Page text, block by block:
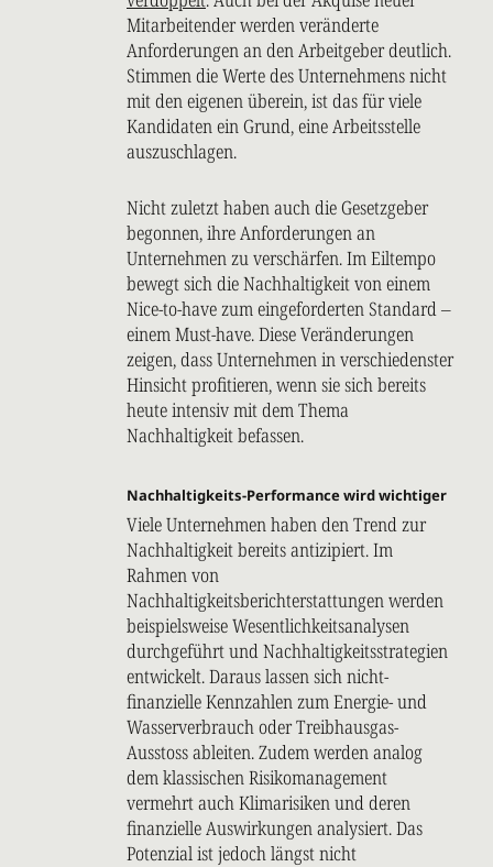
Mitarbeitender werden veränderte
Anforderungen an den Arbeitgeber deutlich.
Stimmen die Werte des Unternehmens nicht
mit den eigenen überein, ist das für viele
Kandidaten ein Grund, eine Arbeitsstelle
auszuschlagen.
Nicht zuletzt haben auch die Gesetzgeber
begonnen, ihre Anforderungen an
Unternehmen zu verschärfen. Im Eiltempo
bewegt sich die Nachhaltigkeit von einem
Nice-to-have zum eingeforderten Standard –
einem Must-have. Diese Veränderungen
zeigen, dass Unternehmen in verschiedenster
Hinsicht profitieren, wenn sie sich bereits
heute intensiv mit dem Thema
Nachhaltigkeit befassen.
Nachhaltigkeits-Performance wird wichtiger
Viele Unternehmen haben den Trend zur
Nachhaltigkeit bereits antizipiert. Im
Rahmen von
Nachhaltigkeitsberichterstattungen werden
beispielsweise Wesentlichkeitsanalysen
durchgeführt und Nachhaltigkeitsstrategien
entwickelt. Daraus lassen sich nicht-
finanzielle Kennzahlen zum Energie- und
Wasserverbrauch oder Treibhausgas-
Ausstoss ableiten. Zudem werden analog
dem klassischen Risikomanagement
vermehrt auch Klimarisiken und deren
finanzielle Auswirkungen analysiert. Das
Potenzial ist jedoch längst nicht